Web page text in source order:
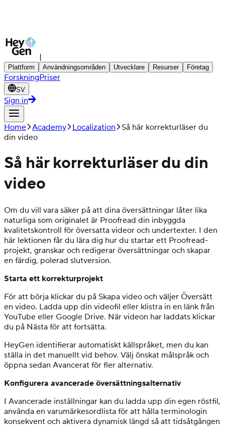
|
Plattform Användningsområden Utvecklare Resurser Företag
ForskningPriser
SV
Sign in
Home Academy Localization
Så här korrekturläser du
din video
Så här korrekturläser du din
video
Om du vill vara säker på att dina översättningar låter lika
naturliga som originalet är Proofread din inbyggda
kvalitetskontroll för översatta videor och undertexter. I den
här lektionen får du lära dig hur du startar ett Proofread-
projekt, granskar och redigerar översättningar och skapar
en färdig, polerad slutversion.
Starta ett korrekturprojekt
För att börja klickar du på Skapa video och väljer Översätt
en video. Ladda upp din videofil eller klistra in en länk från
YouTube eller Google Drive. När videon har laddats klickar
du på Nästa för att fortsätta.
HeyGen identifierar automatiskt källspråket, men du kan
ställa in det manuellt vid behov. Välj önskat målspråk och
öppna sedan Avancerat för fler alternativ.
Konfigurera avancerade översättningsalternativ
I Avancerade inställningar kan du ladda upp din egen röstfil,
använda en varumärkesordlista för att hålla terminologin
konsekvent och aktivera dynamisk längd så att tidsåtgången